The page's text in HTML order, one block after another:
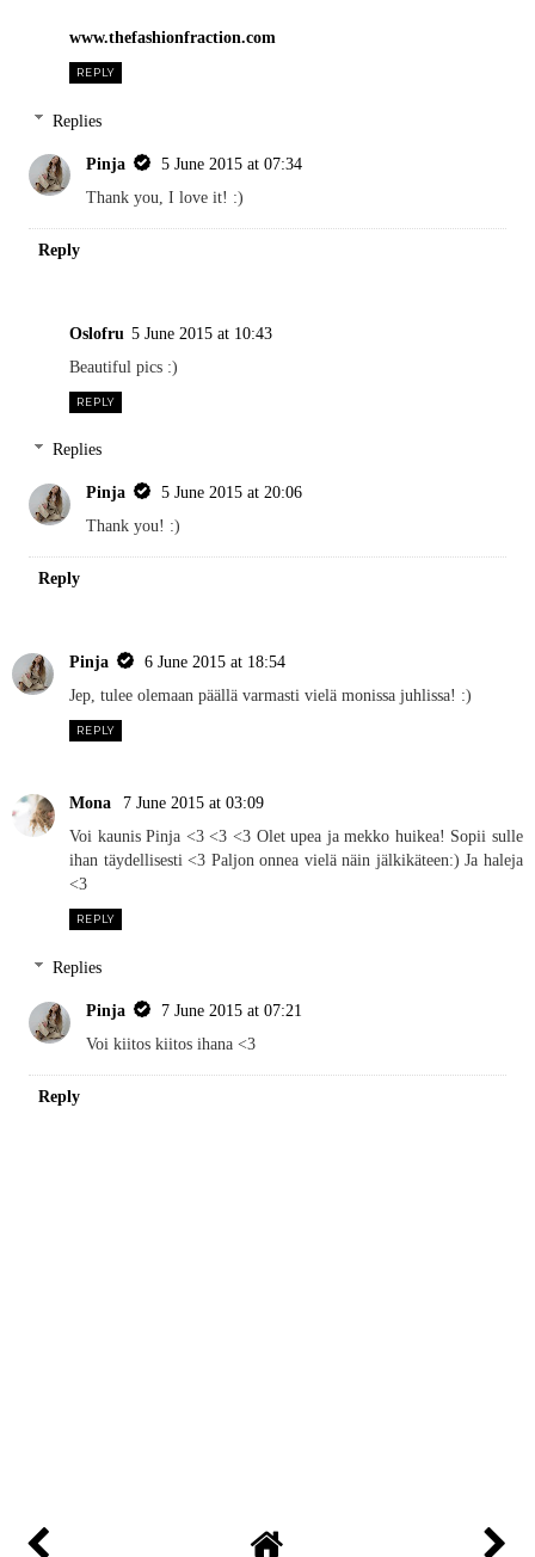
www.thefashionfraction.com
REPLY
Replies
Pinja
5 June 2015 at 07:34
Thank you, I love it! :)
Reply
Oslofru 5 June 2015 at 10:43
Beautiful pics :)
REPLY
Replies
Pinja
5 June 2015 at 20:06
Thank you! :)
Reply
Pinja
6 June 2015 at 18:54
Jep, tulee olemaan päällä varmasti vielä monissa juhlissa! :)
REPLY
Mona
7 June 2015 at 03:09
Voi kaunis Pinja <3 <3 <3 Olet upea ja mekko huikea! Sopii sulle
ihan täydellisesti <3 Paljon onnea vielä näin jälkikäteen:) Ja haleja
<3
REPLY
Replies
Pinja
7 June 2015 at 07:21
Voi kiitos kiitos ihana <3
Reply